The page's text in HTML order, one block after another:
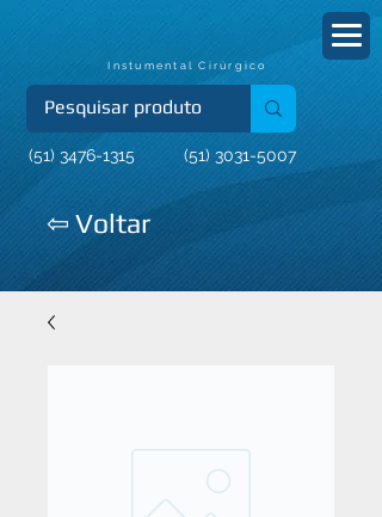
(51) 3031-5007
(51) 3476-1315
Instumental Cirúrgico
⇦ Voltar